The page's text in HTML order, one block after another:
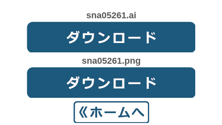
sna05261.ai
sna05261.png